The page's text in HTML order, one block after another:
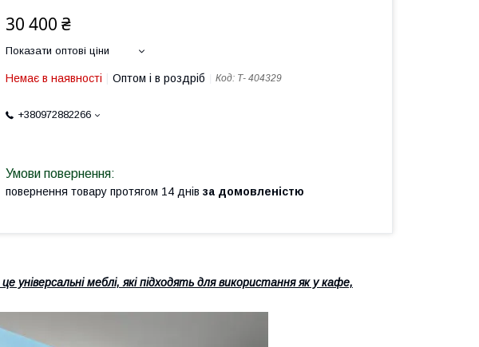
30 400 ₴
Показати оптові ціни
Немає в наявності Оптом і в роздріб Код: Т- 404329
+380972882266
повернення товару протягом 14 днів за домовленістю
меблі, які підходять для використання як у кафе,